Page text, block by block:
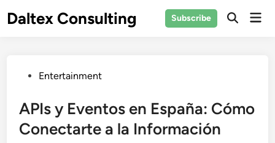
toDaltex Consulting Subscribe
PostedEntertainment
APIs y Eventos en España: Cómo
Conectarte a la Información